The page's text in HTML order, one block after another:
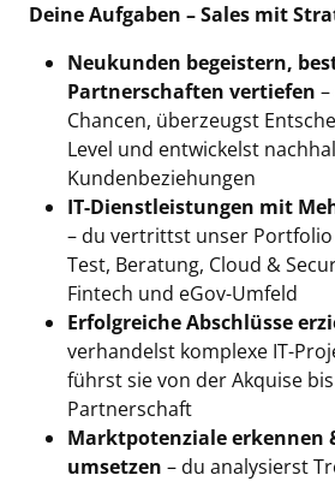
Deine Aufgaben – Sales mit
Neukunden begeistern,
Partnerschaften vertiefen
Chancen, überzeugst
Level und entwickelst
Kundenbeziehungen
IT-Dienstleistungen mit
– du vertrittst unser Portfolio
Test, Beratung, Cloud &
Fintech und eGov-Umfeld
Erfolgreiche Abschlüsse
verhandelst komplexe IT-
führst sie von der Akquise
Partnerschaft
Marktpotenziale erkennen
umsetzen – du analysierst